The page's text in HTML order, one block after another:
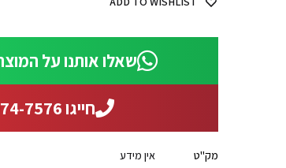
שאלו אותנו על
חייגו 03-974-7576
מק"ט
אין מידע